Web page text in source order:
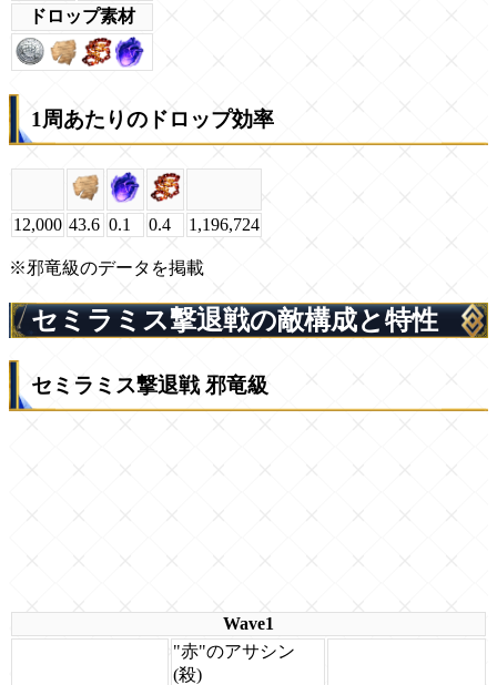
ドロップ素材
1周あたりのドロップ効率
12,000 43.6 0.1 0.4 1,196,724
※邪竜級のデータを掲載
セミラミス撃退戦の敵構成と特性
セミラミス撃退戦 邪竜級
Wave1
"赤"のアサシン
(殺)